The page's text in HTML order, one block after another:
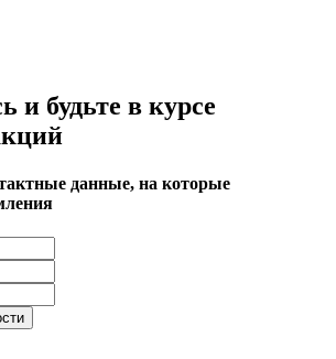
и будьте в курсе
данные, на которые